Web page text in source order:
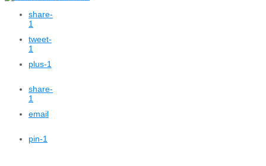
share-
1
tweet-
1
plus-1
share-
1
email
pin-1